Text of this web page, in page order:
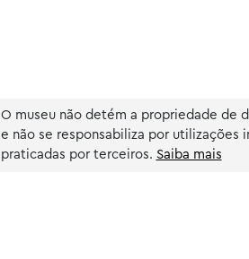
O museu não detém a propriedade de
e não se responsabiliza por utilizações
praticadas por terceiros. Saiba mais